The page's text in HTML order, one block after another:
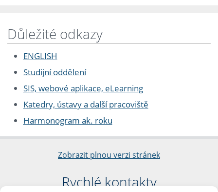
Důležité odkazy
ENGLISH
Studijní oddělení
SIS, webové aplikace, eLearning
Katedry, ústavy a další pracoviště
Harmonogram ak. roku
Zobrazit plnou verzi stránek
Rychlé kontakty